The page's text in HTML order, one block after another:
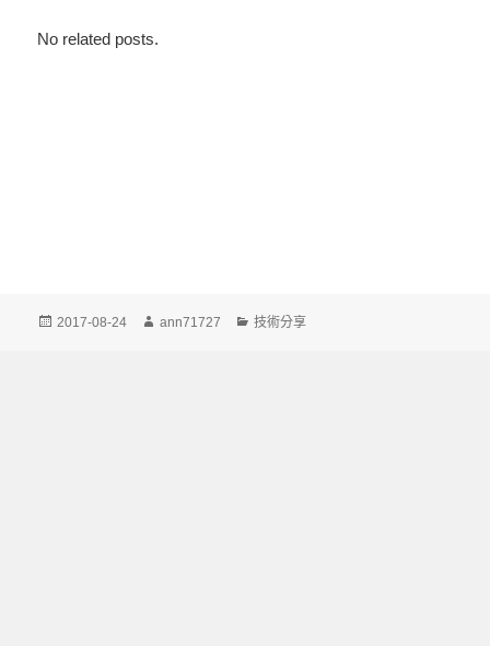
No related posts.
發
2017-08-24
作
ann71727
分
技術分享